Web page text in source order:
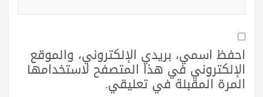
احفظ اسمي، بريدي الإلكتروني، والموقع
الإلكتروني في هذا المتصفح لاستخدامها
المرة المقبلة في تعليقي.